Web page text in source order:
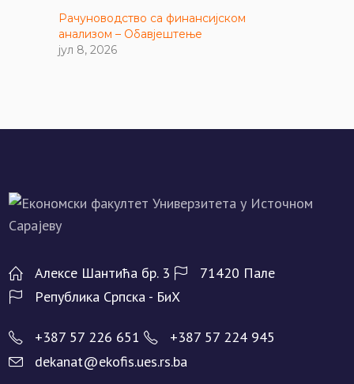
Рачуноводство са финансијском
анализом – Обавјештење
јул 8, 2026
Алeксe Шантића бр. 3
71420 Палe
Рeпублика Српска - БиХ
+387 57 226 651
+387 57 224 945
dekanat@ekofis.ues.rs.ba